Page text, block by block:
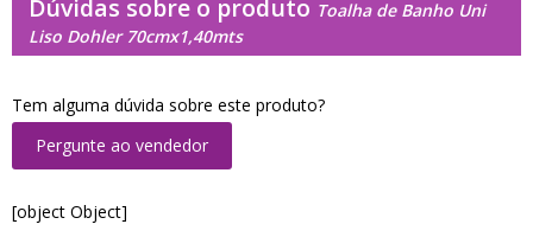
Dúvidas sobre o produto Toalha de Banho Uni
Liso Dohler 70cmx1,40mts
Tem alguma dúvida sobre este produto?
Pergunte ao vendedor
[object Object]